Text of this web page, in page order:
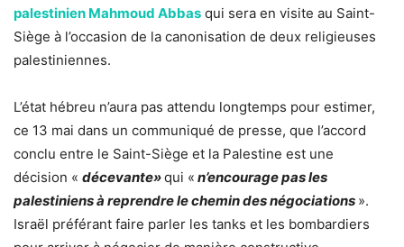
palestinien Mahmoud Abbas qui sera en visite au Saint-
Siège à l’occasion de la canonisation de deux religieuses
palestiniennes.
L’état hébreu n’aura pas attendu longtemps pour estimer,
ce 13 mai dans un communiqué de presse, que l’accord
conclu entre le Saint-Siège et la Palestine est une
décision « décevante»qui « n’encourage pas les
palestiniens à reprendre le chemin des négociations ».
Israël préférant faire parler les tanks et les bombardiers